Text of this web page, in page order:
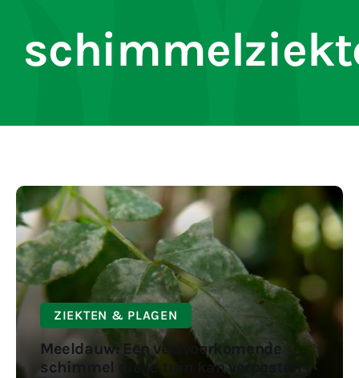
Planten
Ziekten & Plagen
ZIEKTEN & PLAGEN
Meeldauw: Een veelvoorkomende
schimmel die je tuin kan verpesten